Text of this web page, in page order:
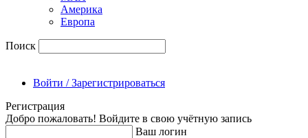
Америка
Европа
Поиск
Войти / Зарегистрироваться
Регистрация
Добро пожаловать! Войдите в свою учётную запись
Ваш логин